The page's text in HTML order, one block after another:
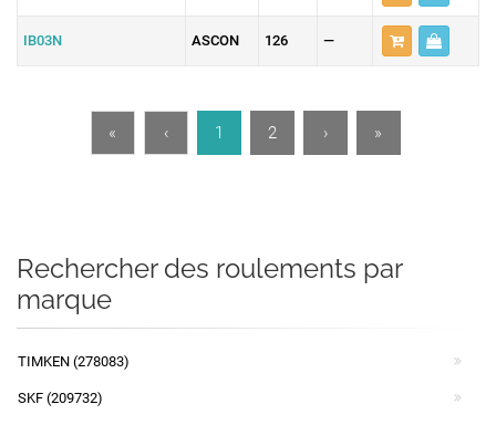
IB03N ASCON 126 —
« ‹ 1 2 › »
Rechercher des roulements par
marque
TIMKEN (278083)
SKF (209732)